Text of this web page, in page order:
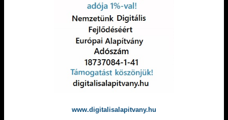
www.digitalisalapitvany.hu